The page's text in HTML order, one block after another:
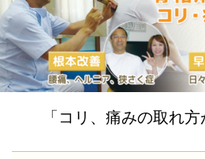
「コリ、痛みの取れ方